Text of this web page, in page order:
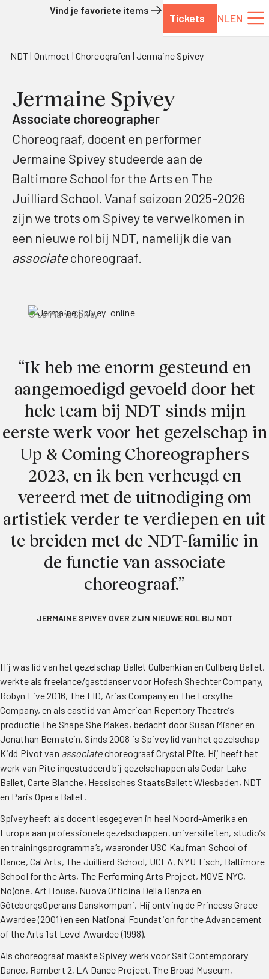
Tickets NLEN
Vind je favoriete items
NDT Ontmoet Choreografen Jermaine Spivey
Jermaine Spivey
Associate choreographer
Choreograaf, docent en performer
Jermaine Spivey studeerde aan de
Baltimore School for the Arts en The
Juilliard School. Vanaf seizoen 2025-2026
zijn we trots om Spivey te verwelkomen in
een nieuwe rol bij NDT, namelijk die van
associatechoreograaf.
© Jermaine Spivey
“Ik heb me enorm gesteund en
aangemoedigd gevoeld door het
hele team bij NDT sinds mijn
eerste werk voor het gezelschap in
Up & Coming Choreographers
2023, en ik ben verheugd en
vereerd met de uitnodiging om
artistiek verder te verdiepen en uit
te breiden met de NDT-familie in
de functie van associate
choreograaf.”
JERMAINE SPIVEY OVER ZIJN NIEUWE ROL BIJ NDT
Hij was lid van het gezelschap Ballet Gulbenkian en Cullberg Ballet,
werkte als freelance/gastdanser voor Hofesh Shechter Company,
Robyn Live 2016, The LID, Arias Company en The Forsythe
Company, en als castlid van American Repertory Theatre’s
productie The Shape She Makes, bedacht door Susan Misner en
Jonathan Bernstein. Sinds 2008 is Spivey lid van het gezelschap
Kidd Pivot van associatechoreograaf Crystal Pite. Hij heeft het
werk van Pite ingestudeerd bij gezelschappen als Cedar Lake
Ballet, Carte Blanche, Hessisches StaatsBallett Wiesbaden, NDT
en Paris Opera Ballet.
Spivey heeft als docent lesgegeven in heel Noord-Amerika en
Europa aan professionele gezelschappen, universiteiten, studio’s
en trainingsprogramma’s, waaronder USC Kaufman School of
Dance, Cal Arts, The Juilliard School, UCLA, NYU Tisch, Baltimore
School for the Arts, The Performing Arts Project, MOVE NYC,
No)one. Art House, Nuova Officina Della Danza en
GöteborgsOperans Danskompani. Hij ontving de Princess Grace
Awardee (2001) en een National Foundation for the Advancement
of the Arts 1st Level Awardee (1998).
Als choreograaf maakte Spivey werk voor Salt Contemporary
Dance, Rambert 2, LA Dance Project, The Broad Museum,